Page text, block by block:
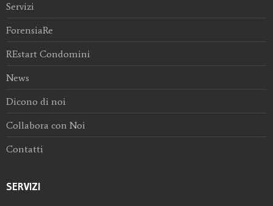
Servizi
ForensiaRe
REstart Condomini
News
Dicono di noi
Collabora con Noi
Contatti
SERVIZI